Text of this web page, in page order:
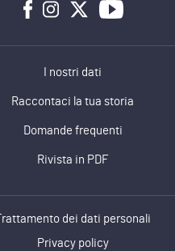
I nostri dati
Raccontaci la tua storia
Domande frequenti
Rivista in PDF
Trattamento dei dati personali
Privacy policy